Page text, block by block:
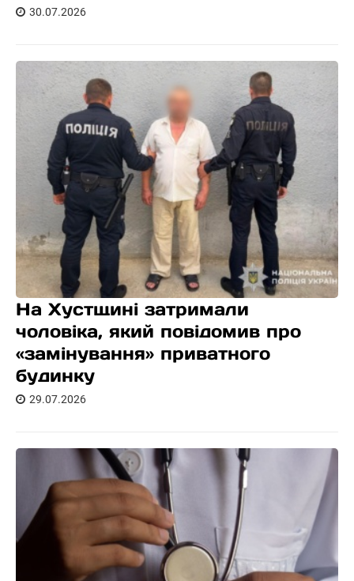
30.07.2026
На Хустщині затримали
чоловіка, який повідомив про
«замінування» приватного
будинку
29.07.2026